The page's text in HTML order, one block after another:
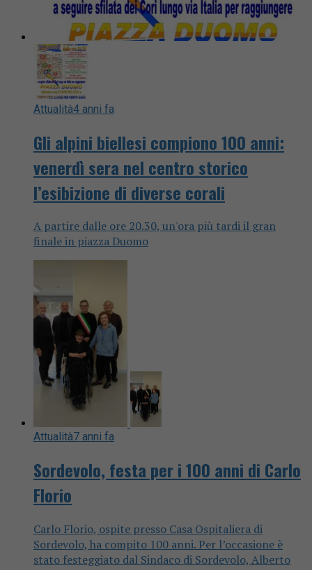
Attualità4 anni fa
Gli alpini biellesi compiono 100 anni:
venerdì sera nel centro storico
l’esibizione di diverse corali
A partire dalle ore 20.30, un'ora più tardi il gran
finale in piazza Duomo
Attualità7 anni fa
Sordevolo, festa per i 100 anni di Carlo
Florio
Carlo Florio, ospite presso Casa Ospitaliera di
Sordevolo, ha compito 100 anni. Per l’occasione è
stato festeggiato dal Sindaco di Sordevolo, Alberto